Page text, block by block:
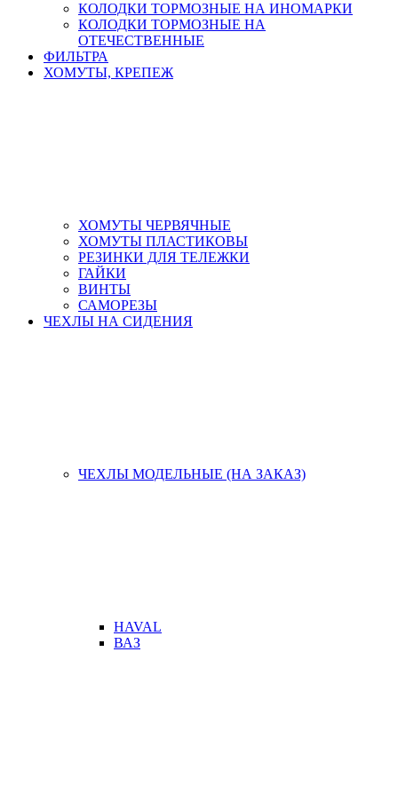
КОЛОДКИ ТОРМОЗНЫЕ НА ИНОМАРКИ
КОЛОДКИ ТОРМОЗНЫЕ НА
ОТЕЧЕСТВЕННЫЕ
ФИЛЬТРА
ХОМУТЫ, КРЕПЕЖ
ХОМУТЫ ЧЕРВЯЧНЫЕ
ХОМУТЫ ПЛАСТИКОВЫ
РЕЗИНКИ ДЛЯ ТЕЛЕЖКИ
ГАЙКИ
ВИНТЫ
САМОРЕЗЫ
ЧЕХЛЫ НА СИДЕНИЯ
ЧЕХЛЫ МОДЕЛЬНЫЕ (НА ЗАКАЗ)
HAVAL
ВАЗ